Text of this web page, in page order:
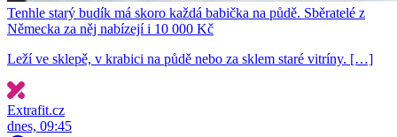
Tenhle starý budík má skoro každá babička na půdě. Sběratelé z
Německa za něj nabízejí i 10 000 Kč
Leží ve sklepě, v krabici na půdě nebo za sklem staré vitríny. […]
Extrafit.cz
dnes, 09:45